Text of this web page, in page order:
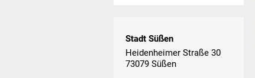
Stadt Süßen
Heidenheimer Straße 30
73079 Süßen